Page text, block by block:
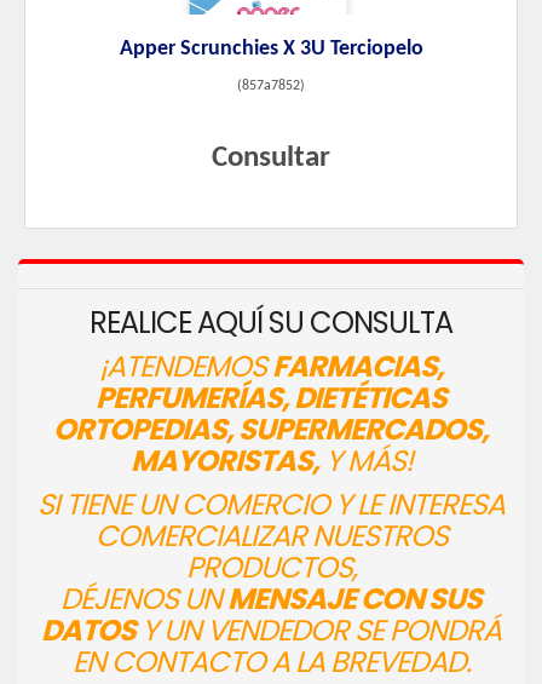
Apper Scrunchies X 3U Terciopelo
(857a7852)
Consultar
REALICE AQUÍ SU CONSULTA
¡ATENDEMOSFARMACIAS,
PERFUMERÍAS, DIETÉTICAS
ORTOPEDIAS, SUPERMERCADOS,
MAYORISTAS,Y MÁS!
SI TIENE UN COMERCIO Y LE INTERESA
COMERCIALIZAR NUESTROS
PRODUCTOS,
DÉJENOS UNMENSAJE CON SUS
DATOSY UN VENDEDOR SE PONDRÁ
EN CONTACTO A LA BREVEDAD.